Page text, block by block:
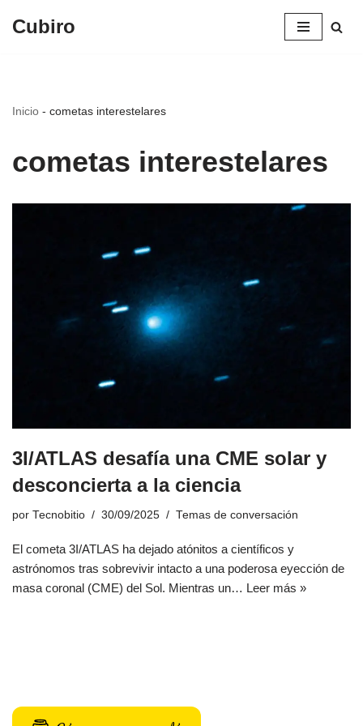
Cubiro
Inicio - cometas interestelares
cometas interestelares
3I/ATLAS desafía una CME solar y
desconcierta a la ciencia
por Tecnobitio 30/09/2025 Temas de conversación
El cometa 3I/ATLAS ha dejado atónitos a científicos y
astrónomos tras sobrevivir intacto a una poderosa eyección de
masa coronal (CME) del Sol. Mientras un… Leer más »